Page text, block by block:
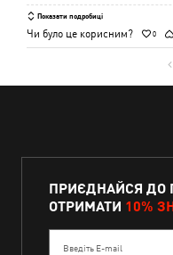
Показати подробиці
Чи було це корисним? 0
ПРИЄДНАЙСЯ ДО
ОТРИМАТИ 10%
Введіть E-mail